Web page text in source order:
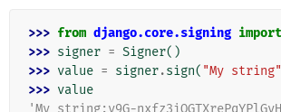
>>> from django.core.signing import
>>> signer = Signer()
>>> value = signer.sign( "My string"
>>> value